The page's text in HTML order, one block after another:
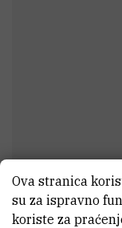
TiborRađa
Ova stranica
su za ispravno
koriste za